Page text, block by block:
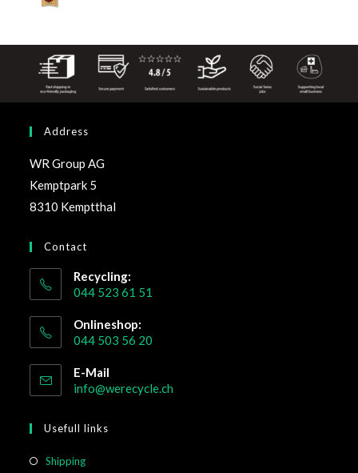
Address
WR Group AG
Kemptpark 5
8310 Kemptthal
Contact
Recycling:
044 523 61 51
Onlineshop:
044 503 56 20
E-Mail
info@werecycle.ch
Usefull links
Shipping